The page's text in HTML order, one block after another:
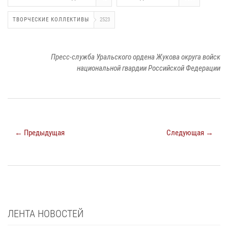
ТВОРЧЕСКИЕ КОЛЛЕКТИВЫ 2523
Пресс-служба Уральского ордена Жукова округа войск
национальной гвардии Российской Федерации
← Предыдущая Следующая →
ЛЕНТА НОВОСТЕЙ